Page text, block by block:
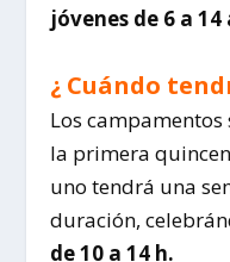
jóvenes de 6 a 14
¿ Cuándo
Los
la primera
uno tendrá una
duración,
de 10 a 14 h.